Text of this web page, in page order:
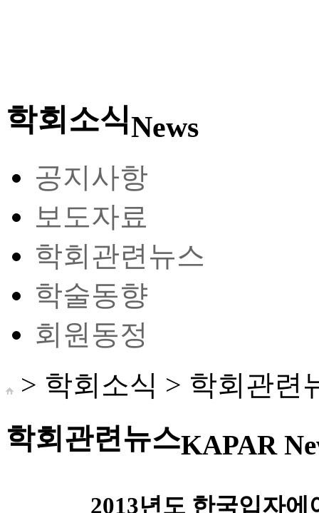
학회소식News
공지사항
보도자료
학회관련뉴스
학술동향
회원동정
> 학회소식 > 학회관련
학회관련뉴스KAPAR
2013년도 한국입자